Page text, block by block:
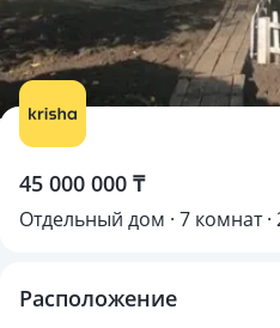
45 000 000 ₸
Отдельный дом · 7 комнат ·
Расположение